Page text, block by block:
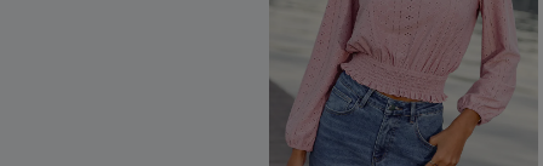
Termini e condizioni . Potremmo
utilizzare i dati raccolti sul nostro sito e strumenti di tracciamento
come i pixel presenti nelle nostre e-mail per verificare se le e-mail
vengono aperte, valutare il livello di coinvolgimento, personalizzare
contenuti e offerte e consigliarti prodotti che potrebbero interessarti,
il tutto come descritto nella nostra Informativa sulla privacy . Puoi
annullare l'iscrizione in qualsiasi momento.